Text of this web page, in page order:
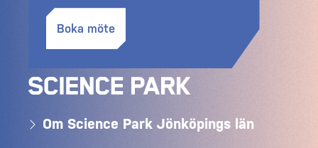
Boka möte
Om Science Park Jönköpings län